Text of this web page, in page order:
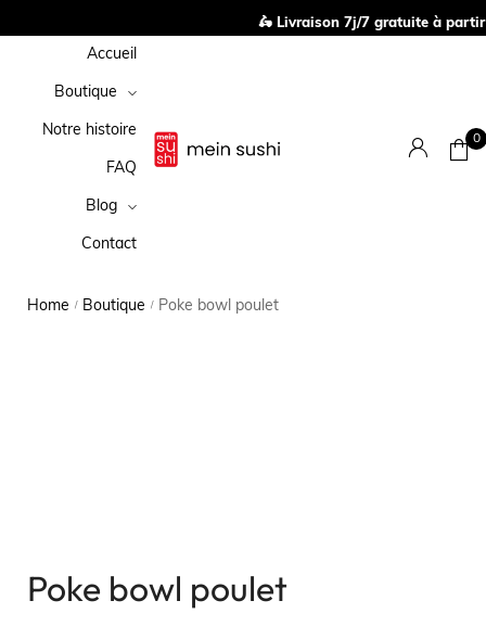
🛵 Livraison 7j/7 gratuite à partir
Accueil
Boutique
Notre histoire
FAQ
Blog
Contact
0
Home / Boutique / Poke bowl poulet
Poke bowl poulet